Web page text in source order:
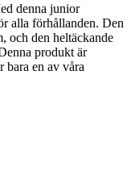
denna junior
alla förhållanden. Den
och den heltäckande
produkt är
bara en av våra